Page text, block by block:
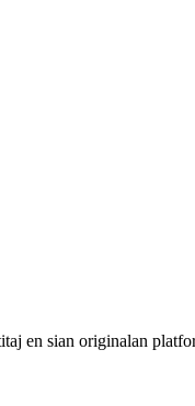
en sian originalan